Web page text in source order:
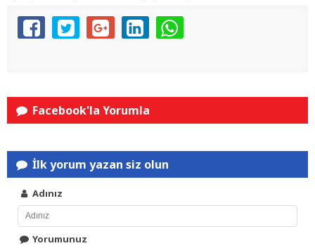
Facebook'la Yorumla
İlk yorum yazan siz olun
Adınız
Yorumunuz